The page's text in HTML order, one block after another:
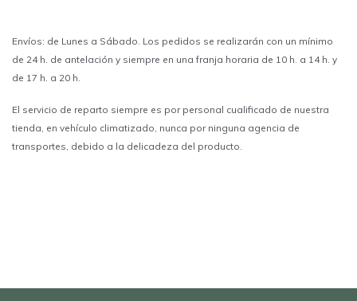
Envíos: de Lunes a Sábado. Los pedidos se realizarán con un mínimo
de 24 h. de antelación y siempre en una franja horaria de 10 h. a 14 h. y
de 17 h. a 20 h.
El servicio de reparto siempre es por personal cualificado de nuestra
tienda, en vehículo climatizado, nunca por ninguna agencia de
transportes, debido a la delicadeza del producto.